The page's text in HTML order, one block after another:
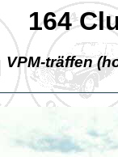
164
VPM-träffen